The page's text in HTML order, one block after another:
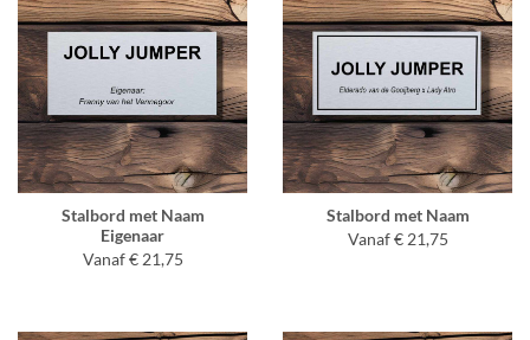
Stalbord met Naam
Eigenaar
Vanaf € 21,75
Stalbord met Naam
Vanaf € 21,75